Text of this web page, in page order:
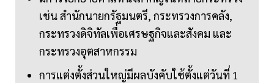
เช่น สำนักนายกรัฐมนตรี, กระทรวงการคลัง,
กระทรวงดิจิทัลเพื่อเศรษฐกิจและสังคม และ
กระทรวงอุตสาหกรรม
การแต่งตั้งส่วนใหญ่มีผลบังคับใช้ตั้งแต่วันที่ 1